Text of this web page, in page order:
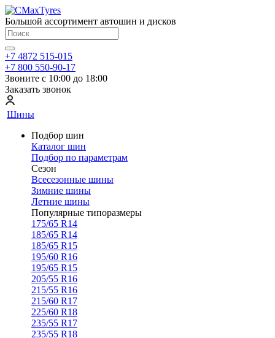
Большой ассортимент автошин и дисков
+7 4872 515-015
+7 800 550-90-17
Звоните с 10:00 до 18:00
Заказать звонок
Шины
Подбор шин
Каталог шин
Подбор по параметрам
Сезон
Всесезонные шины
Зимние шины
Летние шины
Популярные типоразмеры
175/65 R14
185/65 R14
185/65 R15
195/60 R16
195/65 R15
205/55 R16
215/55 R16
215/60 R17
225/60 R18
235/55 R17
235/55 R18